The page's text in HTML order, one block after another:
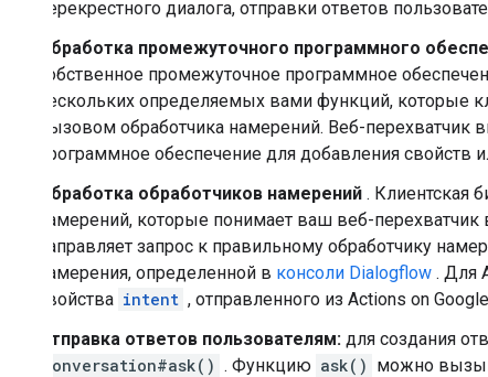
перекрестного диалога, отправки ответов
Обработка промежуточного программного
собственное промежуточное программное
нескольких определяемых вами функций, которые
вызовом обработчика намерений. Веб-
программное обеспечение для добавления свойств
Обработка обработчиков намерений . Клиентская
намерений, которые понимает ваш веб-
направляет запрос к правильному обработчику
намерения, определенной в консоли Dialogflow . Для
свойства intent , отправленного из Actions on
Отправка ответов пользователям: для создания
Conversation#ask() . Функцию ask() можно